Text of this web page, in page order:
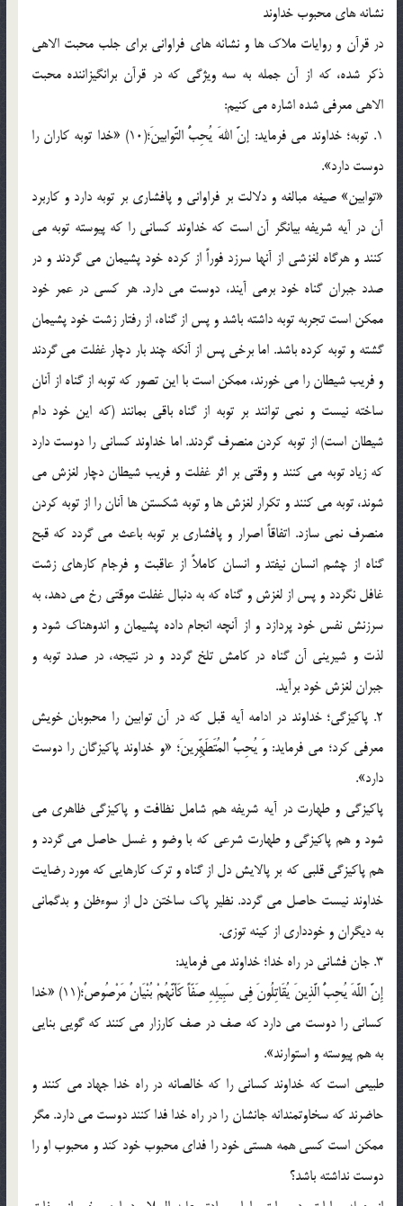
نشانه های محبوب خداوند
در قرآن و روایات ملاک ها و نشانه های فراوانی برای جلب محبت الاهی
ذکر شده، که از آن جمله به سه ویژگی که در قرآن برانگیزاننده محبت
الاهی معرفی شده اشاره می کنیم:
1. توبه؛ خداوند می فرماید: إنَّ اللهَ یُحِبُّ التَّوابینَ؛(10) «خدا توبه کاران را
دوست دارد».
«توابین» صیغه مبالغه و دلالت بر فراوانی و پافشاری بر توبه دارد و کاربرد
آن در آیه شریفه بیانگر آن است که خداوند کسانی را که پیوسته توبه می
کنند و هرگاه لغزشی از آنها سرزد فوراً از کرده خود پشیمان می گردند و در
صدد جبران گناه خود برمی آیند، دوست می دارد. هر کسی در عمر خود
ممکن است تجربه توبه داشته باشد و پس از گناه، از رفتار زشت خود پشیمان
گشته و توبه کرده باشد. اما برخی پس از آنکه چند بار دچار غفلت می گردند
و فریب شیطان را می خورند، ممکن است با این تصور که توبه از گناه از آنان
ساخته نیست و نمی توانند بر توبه از گناه باقی بمانند (که این خود دام
شیطان است) از توبه کردن منصرف گردند. اما خداوند کسانی را دوست دارد
که زیاد توبه می کنند و وقتی بر اثر غفلت و فریب شیطان دچار لغزش می
شوند، توبه می کنند و تکرار لغزش ها و توبه شکستن ها آنان را از توبه کردن
منصرف نمی سازد. اتفاقاً اصرار و پافشاری بر توبه باعث می گردد که قبح
گناه از چشم انسان نیفتد و انسان کاملاً از عاقبت و فرجام کارهای زشت
غافل نگردد و پس از لغزش و گناه که به دنبال غفلت موقتی رخ می دهد، به
سرزنش نفس خود پردازد و از آنچه انجام داده پشیمان و اندوهناک شود و
لذت و شیرینی آن گناه در کامش تلخ گردد و در نتیجه، در صدد توبه و
جبران لغزش خود برآید.
2. پاکیزگی؛ خداوند در ادامه آیه قبل که در آن توابین را محبوبان خویش
معرفی کرد؛ می فرماید: وَ یُحِبُّ المُتَطَهِّرینَ؛ «و خداوند پاکیزگان را دوست
دارد».
پاکیزگی و طهارت در آیه شریفه هم شامل نظافت و پاکیزگی ظاهری می
شود و هم پاکیزگی و طهارت شرعی که با وضو و غسل حاصل می گردد و
هم پاکیزگی قلبی که بر پالایش دل از گناه و ترک کارهایی که مورد رضایت
خداوند نیست حاصل می گردد. نظیر پاک ساختن دل از سوءظن و بدگمانی
به دیگران و خودداری از کینه توزی.
3. جان فشانی در راه خدا؛ خداوند می فرماید:
إِنَّ اللَّهَ یُحِبُّ الَّذِینَ یُقَاتِلُونَ فِی سَبِیلِهِ صَفّاً کَأَنَّهُمْ بُنْیَانٌ مَرْصُوصٌ‌؛(11) «خدا
کسانی را دوست می دارد که صف در صف کارزار می کنند که گویی بنایی
به هم پیوسته و استوارند».
طبیعی است که خداوند کسانی را که خالصانه در راه خدا جهاد می کنند و
حاضرند که سخاوتمندانه جانشان را در راه خدا فدا کنند دوست می دارد. مگر
ممکن است کسی همه هستی خود را فدای محبوب خود کند و محبوب او را
دوست نداشته باشد؟